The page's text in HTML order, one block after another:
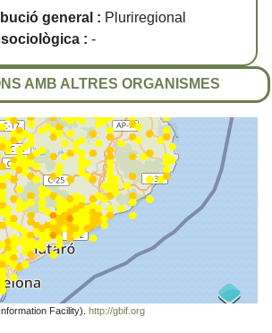
general : Pluriregional
: -
AMB ALTRES ORGANISMES
Facility). http://gbif.org